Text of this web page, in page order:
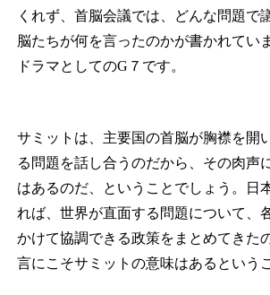
くれず、首脳会議では、どんな問題で
脳たちが何を言ったのかが書かれてい
ドラマとしてのG７です。
サミットは、主要国の首脳が胸襟を開
る問題を話し合うのだから、その肉声
はあるのだ、ということでしょう。日
れば、世界が直面する問題について、
かけて協調できる政策をまとめてきた
言にこそサミットの意味はあるという